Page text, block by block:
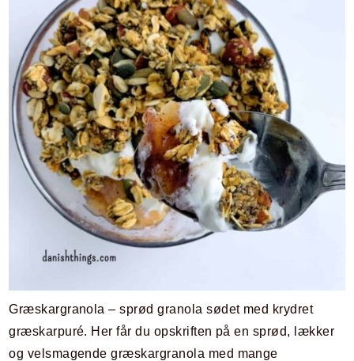
Græskargranola – sprød granola sødet med krydret
græskarpuré. Her får du opskriften på en sprød, lækker
og velsmagende græskargranola med mange